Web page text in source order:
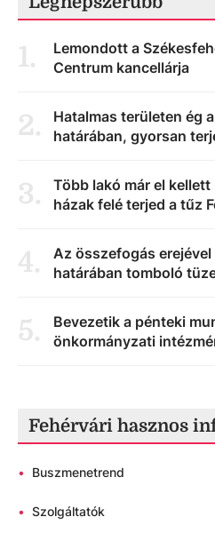
1.
Lemondott a
Centrum kancellárja
2.
Hatalmas területen ég
határában, gyorsan
3.
Több lakó már el
házak felé terjed a tűz
4.
Az összefogás
határában tomboló
5.
Bevezetik a pénteki
önkormányzati
Fehérvári hasznos
• Buszmenetrend
• Szolgáltatók